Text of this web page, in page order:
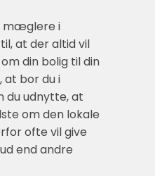
mæglere i
at der altid vil
din bolig til din
at bor du i
du udnytte, at
om den lokale
ofte vil give
end andre